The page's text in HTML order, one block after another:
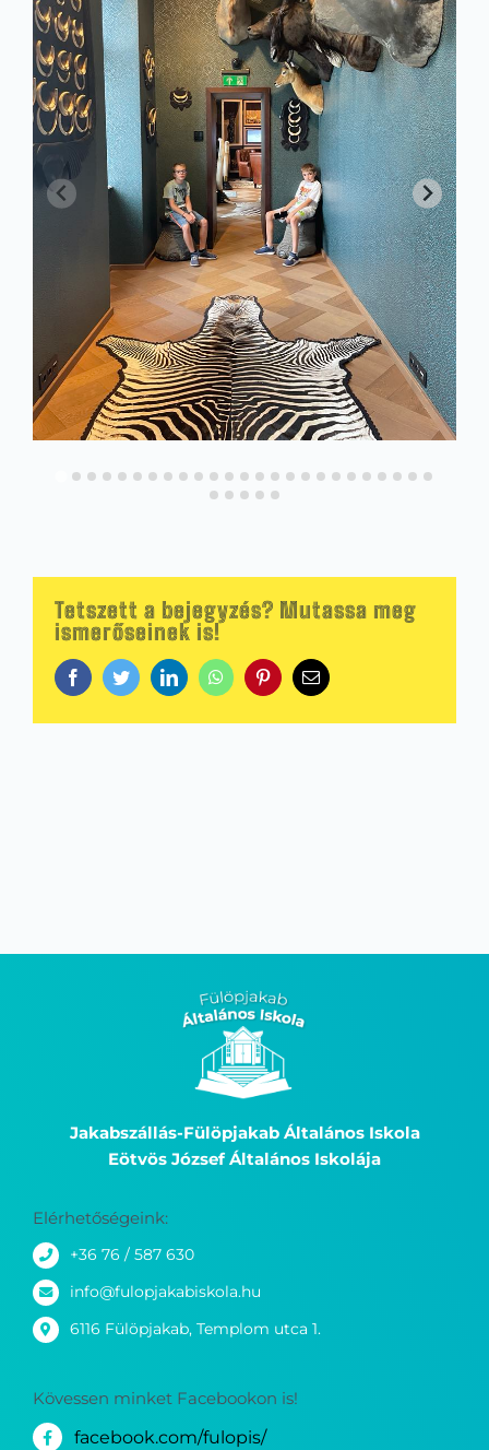
Tetszett a bejegyzés? Mutassa meg
ismerőseinek is!
FacebookTwitterLinkedInWhatsAppPinterestEmail:
Jakabszállás-Fülöpjakab Általános Iskola
Eötvös József Általános Iskolája
Elérhetőségeink:
+36 76 / 587 630
info@fulopjakabiskola.hu
6116 Fülöpjakab, Templom utca 1.
Kövessen minket Facebookon is!
facebook.com/fulopis/